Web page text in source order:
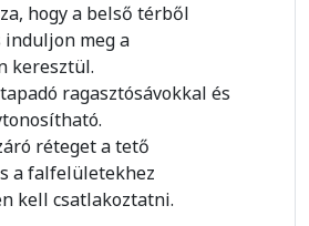
hogy a belső térből
meg a
keresztül.
ragasztósávokkal és
réteget a tető
a falfelületekhez
kell csatlakoztatni.